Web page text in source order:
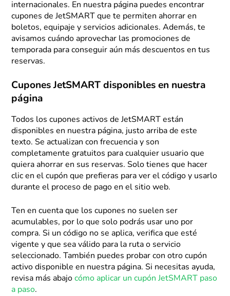
internacionales. En nuestra página puedes encontrar
cupones de JetSMART que te permiten ahorrar en
boletos, equipaje y servicios adicionales. Además, te
avisamos cuándo aprovechar las promociones de
temporada para conseguir aún más descuentos en tus
reservas.
Cupones JetSMART disponibles en nuestra
página
Todos los cupones activos de JetSMART están
disponibles en nuestra página, justo arriba de este
texto. Se actualizan con frecuencia y son
completamente gratuitos para cualquier usuario que
quiera ahorrar en sus reservas. Solo tienes que hacer
clic en el cupón que prefieras para ver el código y usarlo
durante el proceso de pago en el sitio web.
Ten en cuenta que los cupones no suelen ser
acumulables, por lo que solo podrás usar uno por
compra. Si un código no se aplica, verifica que esté
vigente y que sea válido para la ruta o servicio
seleccionado. También puedes probar con otro cupón
activo disponible en nuestra página. Si necesitas ayuda,
revisa más abajocómo aplicar un cupón JetSMART paso
a paso.